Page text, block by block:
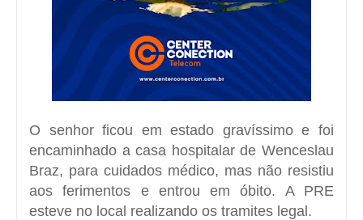
O senhor ficou em estado gravíssimo e foi
encaminhado a casa hospitalar de Wenceslau
Braz, para cuidados médico, mas não resistiu
aos ferimentos e entrou em óbito. A PRE
esteve no local realizando os tramites legal.